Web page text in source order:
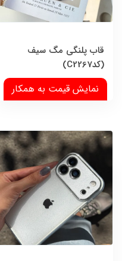
قاب پلنگی مگ سیف
(کدC2267)
نمایش قیمت به همکار